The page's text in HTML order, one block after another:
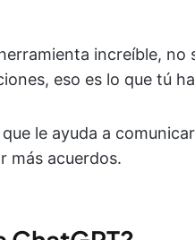
increíble,
eso es lo que tú
le ayuda a
más acuerdos.